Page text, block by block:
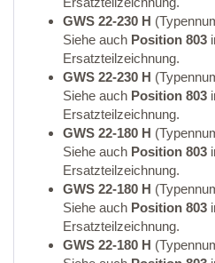
GWS 22-230 H
Siehe auch Position 803
Ersatzteilzeichnung.
GWS 22-230 H
Siehe auch Position 803
Ersatzteilzeichnung.
GWS 22-180 H
Siehe auch Position 803
Ersatzteilzeichnung.
GWS 22-180 H
Siehe auch Position 803
Ersatzteilzeichnung.
GWS 22-180 H